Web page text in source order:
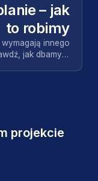
– jak
to robimy
innego
jak dbamy o
projekcie